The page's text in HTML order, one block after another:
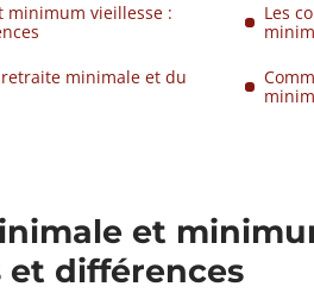
minimum vieillesse :
Les
retraite minimale et du
et
différences